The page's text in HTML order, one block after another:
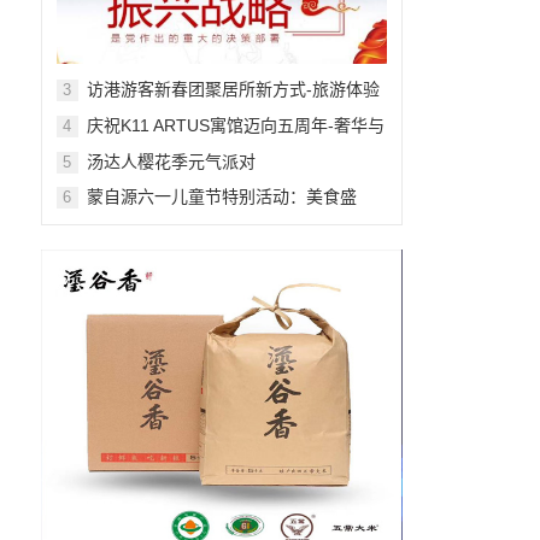
3
访港游客新春团聚居所新方式-旅游体验
4
庆祝K11 ARTUS寓馆迈向五周年-奢华与
5 汤达人樱花季元气派对
6
蒙自源六一儿童节特别活动：美食盛